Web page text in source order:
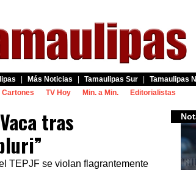
Más Noticias Tamaulipas Sur Tamaulipas
Cartones TV Hoy Min. a Min. Editorialistas
tras
TEPJF se violan flagrantemente